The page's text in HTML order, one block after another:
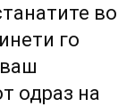
во
го
одраз на